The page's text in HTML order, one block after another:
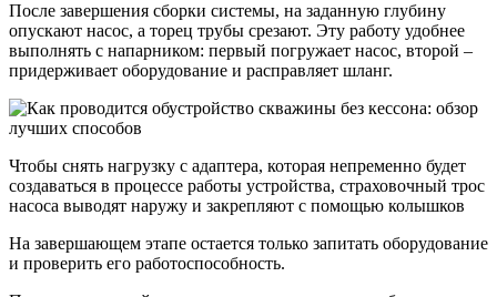
После завершения сборки системы, на заданную глубину
опускают насос, а торец трубы срезают. Эту работу удобнее
выполнять с напарником: первый погружает насос, второй –
придерживает оборудование и расправляет шланг.
Чтобы снять нагрузку с адаптера, которая непременно будет
создаваться в процессе работы устройства, страховочный трос
насоса выводят наружу и закрепляют с помощью колышков
На завершающем этапе остается только запитать оборудование
и проверить его работоспособность.